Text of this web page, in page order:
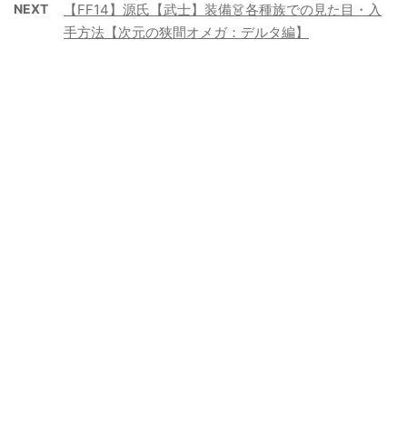
NEXT
【FF14】源氏【武士】装備👗各種族での見た目・入
手方法【次元の狭間オメガ：デルタ編】